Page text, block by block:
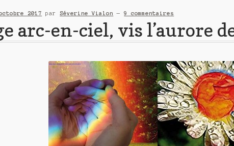
2017 parSéverine Vialon —9 commentaires
arc-en-ciel, vis l’aurore